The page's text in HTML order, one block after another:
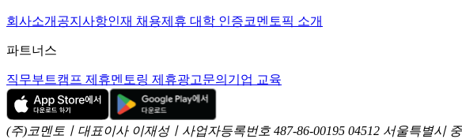
회사소개 공지사항인재 채용제휴 대학 인증코멘토픽 소개
파트너스
직무부트캠프 제휴멘토링 제휴광고문의 기업 교육
(주)코멘토ㅣ대표이사 이재성ㅣ사업자등록번호 487-86-00195 04512 서울특별시